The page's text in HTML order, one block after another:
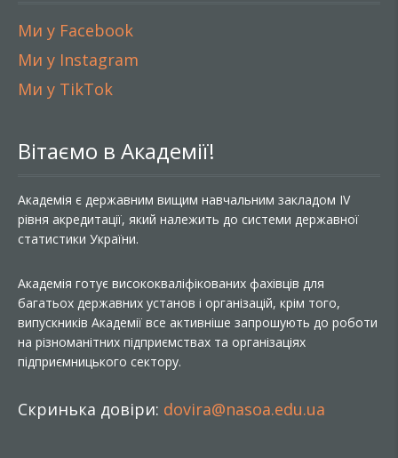
Ми у Facebook
Ми у Instagram
Ми у TikTok
Вітаємо в Академії!
Академія є державним вищим навчальним закладом IV
рівня акредитації, який належить до системи державної
статистики України.
Академія готує висококваліфікованих фахівців для
багатьох державних установ і організацій, крім того,
випускників Академії все активніше запрошують до роботи
на різноманітних підприємствах та організаціях
підприємницького сектору.
Скринька довіри: dovira@nasoa.edu.ua